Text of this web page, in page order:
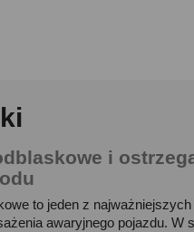
i
to jeden z najważniejszych
awaryjnego pojazdu. W